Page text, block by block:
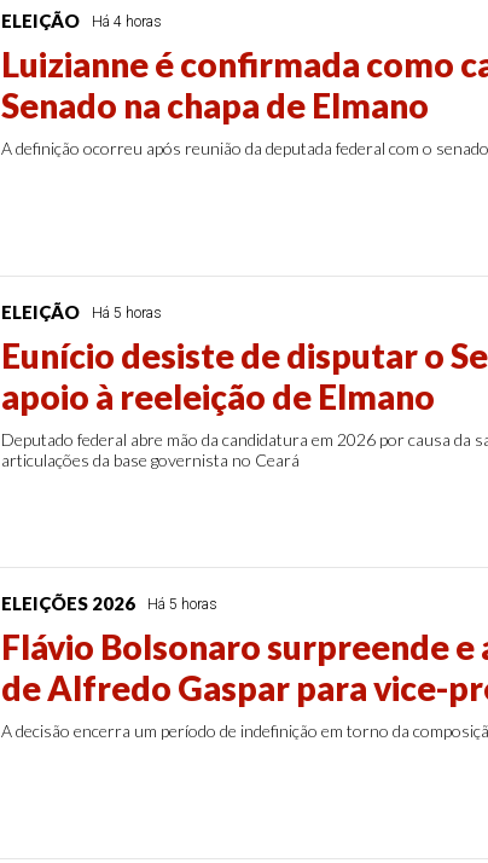
ELEIÇÃO Há 4 horas
Luizianne é confirmada como
Senado na chapa de Elmano
A definição ocorreu após reunião da deputada federal com o
ELEIÇÃO Há 5 horas
Eunício desiste de disputar o
apoio à reeleição de Elmano
Deputado federal abre mão da candidatura em 2026 por causa da
articulações da base governista no Ceará
ELEIÇÕES 2026 Há 5 horas
Flávio Bolsonaro surpreende e
de Alfredo Gaspar para vice-
A decisão encerra um período de indefinição em torno da